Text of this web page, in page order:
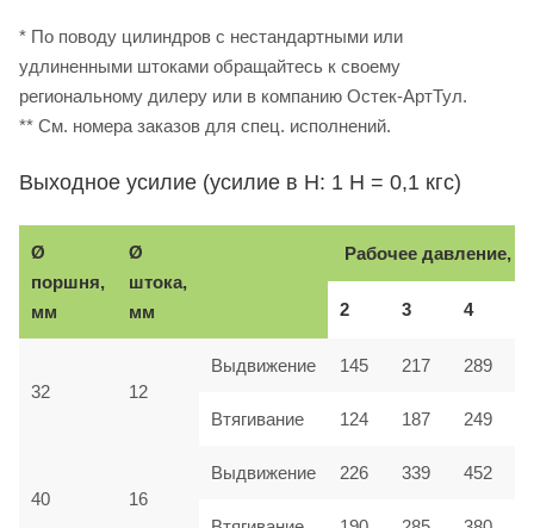
* По поводу цилиндров с нестандартными или
удлиненными штоками обращайтесь к своему
региональному дилеру или в компанию Остек-АртТул.
** См. номера заказов для спец. исполнений.
Выходное усилие (усилие в Н: 1 Н = 0,1 кгс)
Ø
поршня,
мм
Ø
штока,
мм
Рабочее давление,
2 3 4
32 12
Выдвижение 145 217 289
Втягивание 124 187 249
40 16
Выдвижение 226 339 452